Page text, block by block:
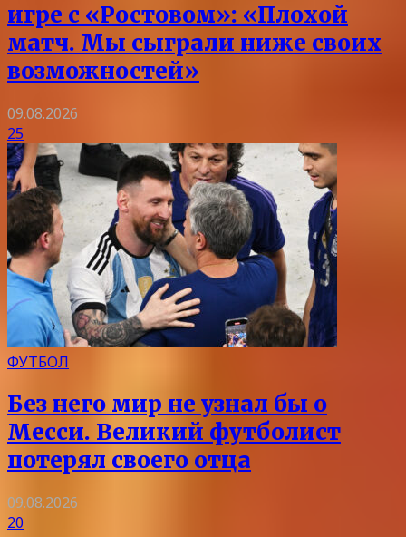
игре с «Ростовом»: «Плохой
матч. Мы сыграли ниже своих
возможностей»
09.08.2026
25
ФУТБОЛ
Без него мир не узнал бы о
Месси. Великий футболист
потерял своего отца
09.08.2026
20